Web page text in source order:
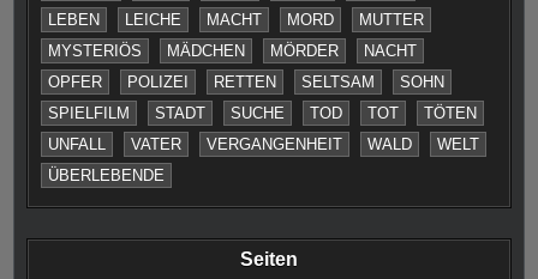
LEBEN
LEICHE MACHT MORD
MUTTER
MYSTERIÖS
MÄDCHEN MÖRDER
NACHT
OPFER
POLIZEI RETTEN SELTSAM
SOHN
SPIELFILM
STADT SUCHE TOD TOT
TÖTEN
UNFALL
VATER VERGANGENHEIT WALD
WELT
ÜBERLEBENDE
Seiten